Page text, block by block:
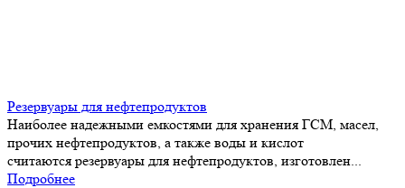
Резервуары для нефтепродуктов
Наиболее надежными емкостями для хранения ГСМ, масел,
прочих нефтепродуктов, а также воды и кислот
считаются резервуары для нефтепродуктов, изготовлен...
Подробнее